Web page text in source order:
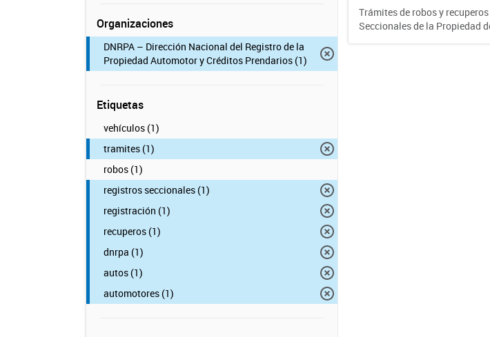
Organizaciones
DNRPA – Dirección Nacional del Registro de la
Propiedad Automotor y Créditos Prendarios (1)
Etiquetas
vehículos (1)
tramites (1)
robos (1)
registros seccionales (1)
registración (1)
recuperos (1)
dnrpa (1)
autos (1)
automotores (1)
Trámites de robos y
Seccionales de la Propiedad